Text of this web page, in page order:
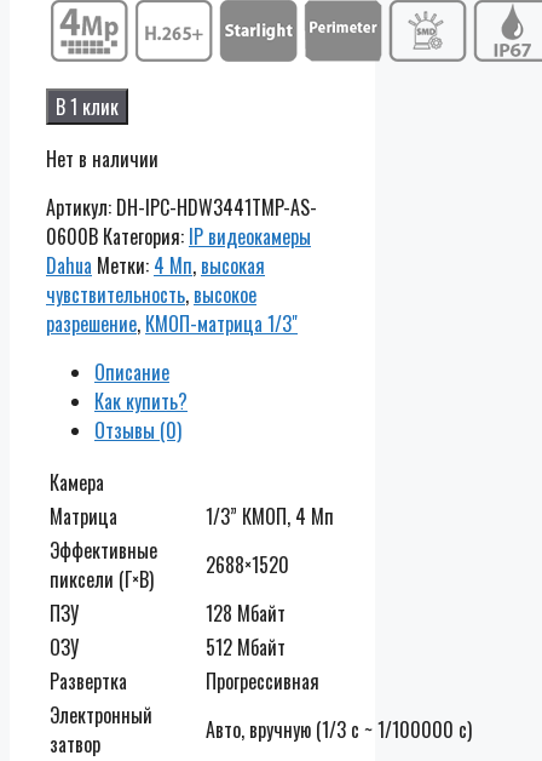
В 1 клик
Нет в наличии
Артикул: DH-IPC-HDW3441TMP-AS-
0600B Категория: IP видеокамеры
Dahua Метки: 4 Мп, высокая
чувствительность, высокое
разрешение, КМОП-матрица 1/3"
Описание
Как купить?
Отзывы (0)
Камера
Матрица
1/3” КМОП, 4 Мп
Эффективные
пиксели (Г×В)
2688×1520
ПЗУ
128 Мбайт
ОЗУ
512 Мбайт
Развертка
Прогрессивная
Электронный
затвор
Авто, вручную (1/3 с ~ 1/100000 с)